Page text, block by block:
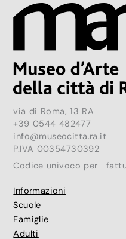
via di Roma, 13 RA
+39 0544 482477
info@museocitta.ra.it
P.IVA 00354730392
Codice univoco per
Informazioni
Scuole
Famiglie
Adulti